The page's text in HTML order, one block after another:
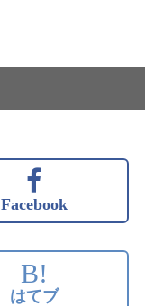
Facebook
B!
はてブ